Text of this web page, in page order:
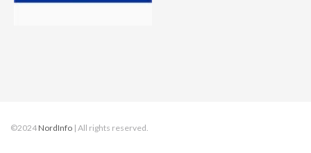
©2024 NordInfo | All rights reserved.